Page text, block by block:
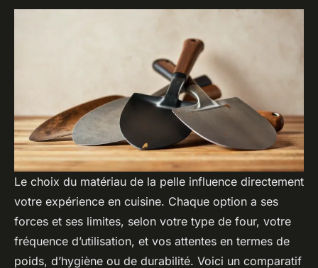
Le choix du matériau de la pelle influence directement
votre expérience en cuisine. Chaque option a ses
forces et ses limites, selon votre type de four, votre
fréquence d’utilisation, et vos attentes en termes de
poids, d’hygiène ou de durabilité. Voici un comparatif